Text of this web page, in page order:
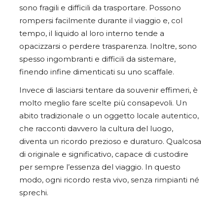
sono fragili e difficili da trasportare. Possono
rompersi facilmente durante il viaggio e, col
tempo, il liquido al loro interno tende a
opacizzarsi o perdere trasparenza. Inoltre, sono
spesso ingombranti e difficili da sistemare,
finendo infine dimenticati su uno scaffale.
Invece di lasciarsi tentare da souvenir effimeri, è
molto meglio fare scelte più consapevoli. Un
abito tradizionale o un oggetto locale autentico,
che racconti davvero la cultura del luogo,
diventa un ricordo prezioso e duraturo. Qualcosa
di originale e significativo, capace di custodire
per sempre l’essenza del viaggio. In questo
modo, ogni ricordo resta vivo, senza rimpianti né
sprechi.